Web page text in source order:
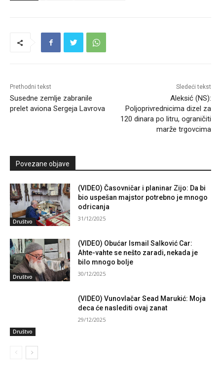
Prethodni tekst
Susedne zemlje zabranile
prelet aviona Sergeja Lavrova
Sledeći tekst
Aleksić (NS):
Poljoprivrednicima dizel za
120 dinara po litru, ograničiti
marže trgovcima
Povezane objave
Društvo
(VIDEO) Časovničar i planinar Zijo: Da bi
bio uspešan majstor potrebno je mnogo
odricanja
31/12/2025
Društvo
(VIDEO) Obućar Ismail Salković Car:
Ahte-vahte se nešto zaradi, nekada je
bilo mnogo bolje
30/12/2025
Društvo
(VIDEO) Vunovlačar Sead Marukić: Moja
deca će naslediti ovaj zanat
29/12/2025